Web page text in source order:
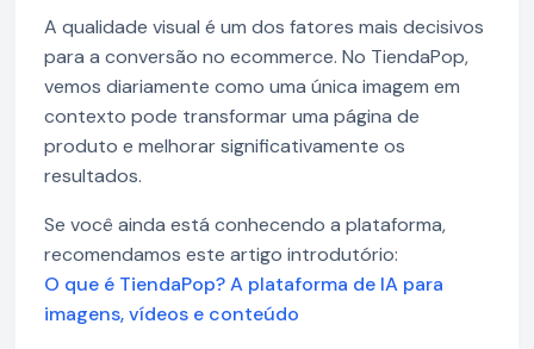
A qualidade visual é um dos fatores mais decisivos
para a conversão no ecommerce. No TiendaPop,
vemos diariamente como uma única imagem em
contexto pode transformar uma página de
produto e melhorar significativamente os
resultados.
Se você ainda está conhecendo a plataforma,
recomendamos este artigo introdutório:
O que é TiendaPop? A plataforma de IA para
imagens, vídeos e conteúdo